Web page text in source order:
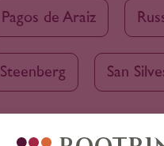
Pagos de Araiz
Steenberg San